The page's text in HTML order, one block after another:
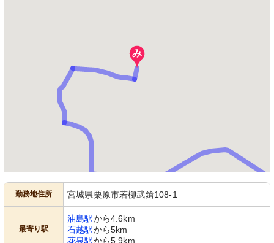
勤務地住所 宮城県栗原市若柳武鎗108-1
最寄り駅
油島駅から4.6km
石越駅から5km
花泉駅から5.9km